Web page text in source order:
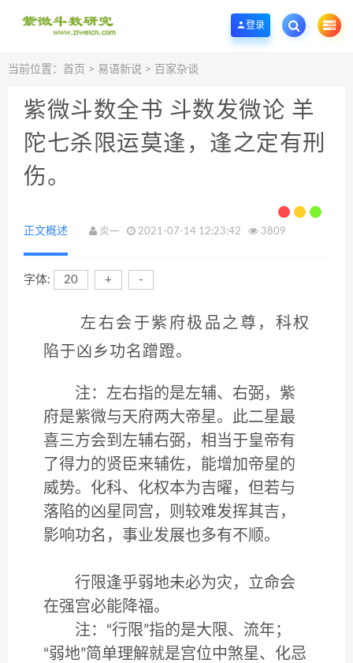
欢迎您光临紫微斗数学堂，一个优质的紫微斗数研究学习基地。
登录
当前位置： 首页 > 易语新说 > 百家杂谈
紫微斗数全书 斗数发微论 羊
陀七杀限运莫逢，逢之定有刑
伤。
正文概述 炎一 2021-07-14 12:23:42 3809
字体: 20 + -
左右会于紫府极品之尊，科权
陷于凶乡功名蹭蹬。
注：左右指的是左辅、右弼，紫
府是紫微与天府两大帝星。此二星最
喜三方会到左辅右弼，相当于皇帝有
了得力的贤臣来辅佐，能增加帝星的
威势。化科、化权本为吉曜，但若与
落陷的凶星同宫，则较难发挥其吉，
影响功名，事业发展也多有不顺。
行限逢乎弱地未必为灾，立命会
在强宫必能降福。
注：“行限”指的是大限、流年；
“弱地”简单理解就是宫位中煞星、化忌